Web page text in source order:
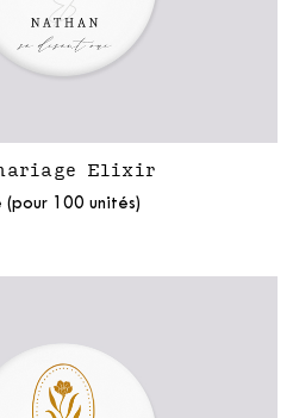
Elixir
(pour 100 unités)